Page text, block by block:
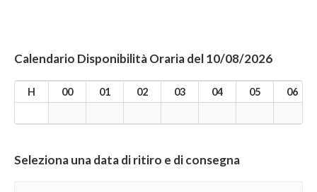
Calendario Disponibilità Oraria del 10/08/2026
H 00 01 02 03 04 05 06
Seleziona una data di ritiro e di consegna